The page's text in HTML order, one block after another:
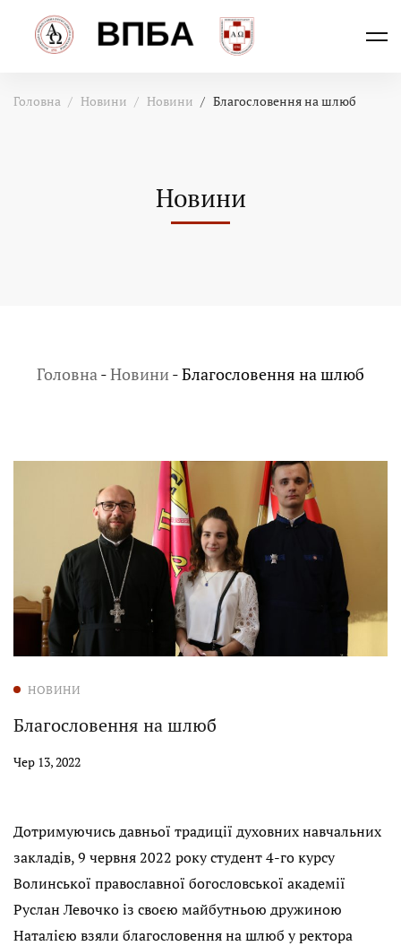
Головна Новини Новини Благословення на шлюб
Новини
Головна-Новини-Благословення на шлюб
НОВИНИ
Благословення на шлюб
Чер 13, 2022
Дотримуючись давньої традиції духовних навчальних
закладів, 9 червня 2022 року студент 4-го курсу
Волинської православної богословської академії
Руслан Левочко із своєю майбутньою дружиною
Наталією взяли благословення на шлюб у ректора